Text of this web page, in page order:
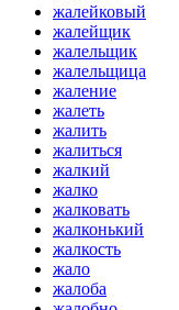
жалейковый
жалейщик
жалельщик
жалельщица
жаление
жалеть
жалить
жалиться
жалкий
жалко
жалковать
жалконький
жалкость
жало
жалоба